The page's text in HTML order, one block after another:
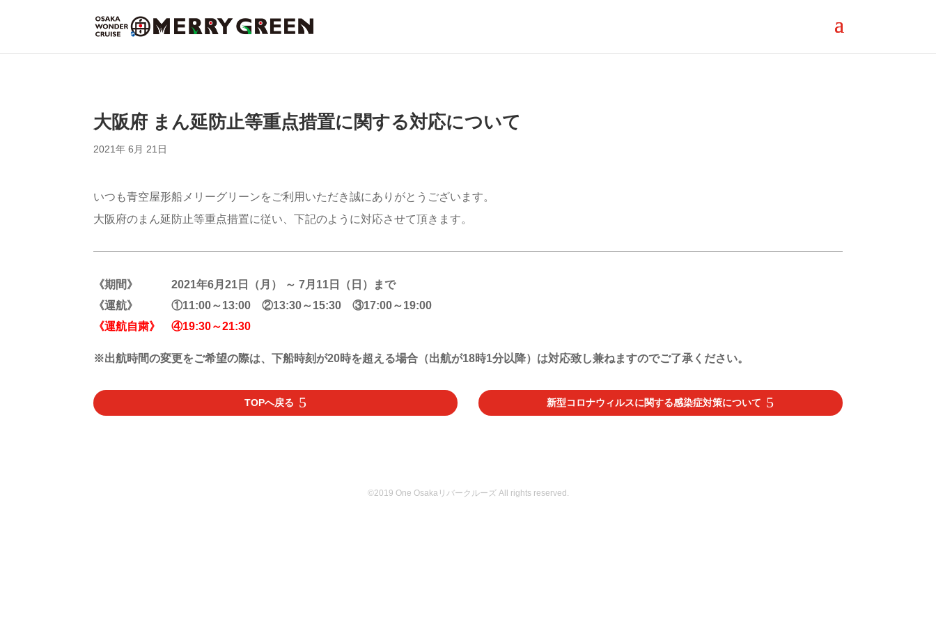
大阪府 まん延防止等重点措置に関する対応について
2021年 6月 21日
いつも青空屋形船メリーグリーンをご利用いただき誠にありがとうございます。
大阪府のまん延防止等重点措置に従い、下記のように対応させて頂きます。
《期間》 2021年6月21日（月） ～ 7月11日（日）まで
《運航》 ①11:00～13:00 ②13:30～15:30 ③17:00～19:00
《運航自粛》 ④19:30～21:30
※出航時間の変更をご希望の際は、下船時刻が20時を超える場合（出航が18時1分以降）は対応致し兼ねますのでご了承ください。
TOPへ戻る 新型コロナウィルスに関する感染症対策について
©2019 One Osakaリバークルーズ All rights reserved.